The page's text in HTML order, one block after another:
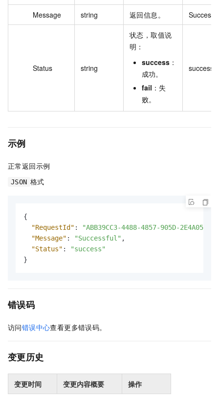
Message string 返回信息。
Status string
状态，取值说
明：
success ：
成功。
fail ：失
败。
success
示例
正常返回示例
JSON 格式
{
"RequestId" :
"ABB39CC3-4488-4857-905D-
"Message" : "Successful" ,
"Status" :
"success"
}
错误码
访问错误中心查看更多错误码。
变更历史
变更时间 变更内容概要 操作